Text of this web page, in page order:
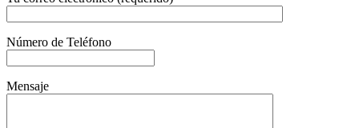
Número de Teléfono
Mensaje